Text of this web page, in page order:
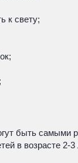
к свету;
быть самыми
в возрасте